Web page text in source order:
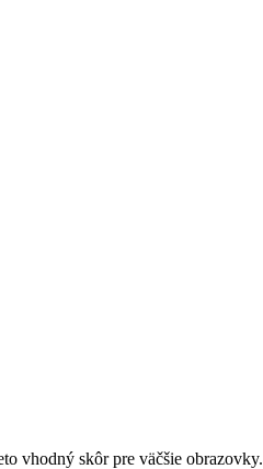
vhodný skôr pre väčšie obrazovky.